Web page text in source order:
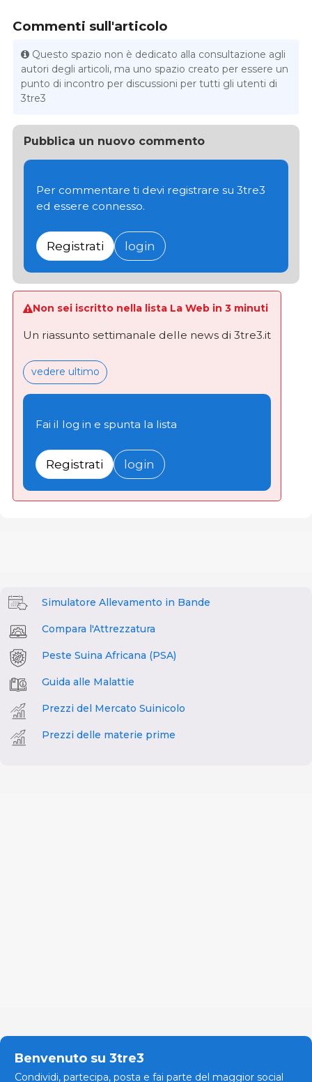
Commenti sull'articolo
Questo spazio non è dedicato alla consultazione agli
autori degli articoli, ma uno spazio creato per essere un
punto di incontro per discussioni per tutti gli utenti di
3tre3
Pubblica un nuovo commento
Per commentare ti devi registrare su 3tre3
ed essere connesso.
Registrati login
Non sei iscritto nella lista La Web in 3 minuti
Un riassunto settimanale delle news di 3tre3.it
vedere ultimo
Fai il log in e spunta la lista
Registrati login
Simulatore Allevamento in Bande
Compara l'Attrezzatura
Peste Suina Africana (PSA)
Guida alle Malattie
Prezzi del Mercato Suinicolo
Prezzi delle materie prime
Benvenuto su 3tre3
Condividi, partecipa, posta e fai parte del maggior social